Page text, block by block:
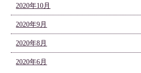
2020年10月
2020年9月
2020年8月
2020年6月